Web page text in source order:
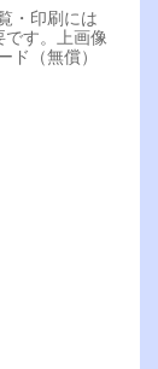
・印刷には
す。上画像
ド（無償）